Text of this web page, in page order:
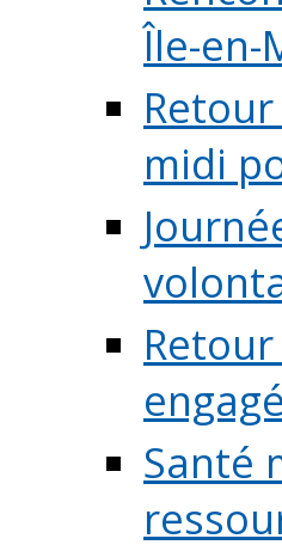
Île-en-
midi
Santé